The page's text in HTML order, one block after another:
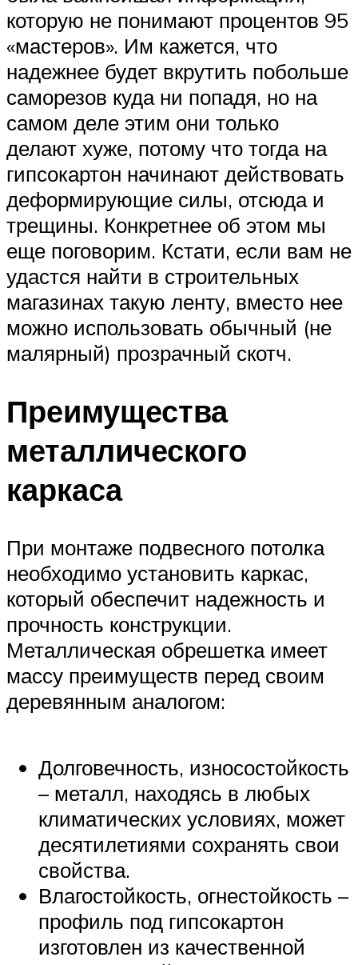
которую не понимают процентов 95
«мастеров». Им кажется, что
надежнее будет вкрутить побольше
саморезов куда ни попадя, но на
самом деле этим они только
делают хуже, потому что тогда на
гипсокартон начинают действовать
деформирующие силы, отсюда и
трещины. Конкретнее об этом мы
еще поговорим. Кстати, если вам не
удастся найти в строительных
магазинах такую ленту, вместо нее
можно использовать обычный (не
малярный) прозрачный скотч.
Преимущества
металлического
каркаса
При монтаже подвесного потолка
необходимо установить каркас,
который обеспечит надежность и
прочность конструкции.
Металлическая обрешетка имеет
массу преимуществ перед своим
деревянным аналогом:
Долговечность, износостойкость
– металл, находясь в любых
климатических условиях, может
десятилетиями сохранять свои
свойства.
Влагостойкость, огнестойкость –
профиль под гипсокартон
изготовлен из качественной